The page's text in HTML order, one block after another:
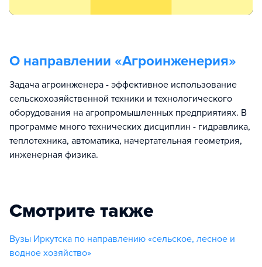
О направлении «Агроинженерия»
Задача агроинженера - эффективное использование
сельскохозяйственной техники и технологического
оборудования на агропромышленных предприятиях. В
программе много технических дисциплин - гидравлика,
теплотехника, автоматика, начертательная геометрия,
инженерная физика.
Смотрите также
Вузы Иркутска по направлению «сельское, лесное и
водное хозяйство»